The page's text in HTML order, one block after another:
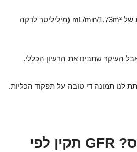
התוצאה מתקבלת ביחידות של mL/min/1.73m² (מיליליטר לדקה
העיקר שתבינו את הרעיון הכללי.
לנו תמונה די טובה על תפקוד הכליות.
אז מה התכל'ס? GFR תקין לפי